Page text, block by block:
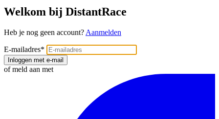
Welkom bij DistantRace
Heb je nog geen account? Aanmelden
E-mailadres*
Inloggen met e-mail
of meld aan met